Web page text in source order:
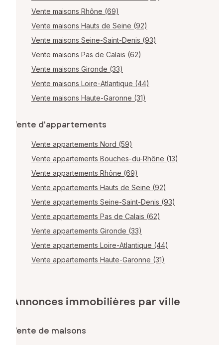
Vente maisons Rhône (69)
Vente maisons Hauts de Seine (92)
Vente maisons Seine-Saint-Denis (93)
Vente maisons Pas de Calais (62)
Vente maisons Gironde (33)
Vente maisons Loire-Atlantique (44)
Vente maisons Haute-Garonne (31)
Vente d'appartements
Vente appartements Nord (59)
Vente appartements Bouches-du-Rhône (13)
Vente appartements Rhône (69)
Vente appartements Hauts de Seine (92)
Vente appartements Seine-Saint-Denis (93)
Vente appartements Pas de Calais (62)
Vente appartements Gironde (33)
Vente appartements Loire-Atlantique (44)
Vente appartements Haute-Garonne (31)
Annonces immobilières par ville
Vente de maisons